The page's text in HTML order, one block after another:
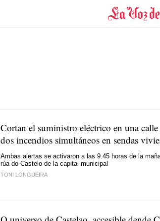
Cortan el suministro eléctrico en una
dos incendios simultáneos en sendas
Ambas alertas se activaron a las 9.45 horas de la
rúa do Castelo de la capital municipal
TONI LONGUEIRA